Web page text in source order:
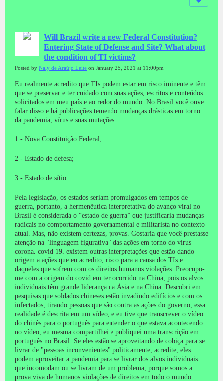
Will Brazil write a new Federal Constitution?
Entering State of Defense and Site? What about
the condition of TI victims?
Posted by Naly de Araújo Leite on January 25, 2021 at 11:00pm
Eu realmente acredito que TIs podem estar em risco iminente e têm
que se preservar e ter cuidado com suas ações, escritos e conteúdos
solicitados em meu país e ao redor do mundo. No Brasil você ouve
falar disso e há publicações temendo mudanças drásticas em torno
da pandemia, vírus e suas mutações:
1 - Nova Constituição Federal;
2 - Estado de defesa;
3 - Estado de sítio.
Pela legislação, os estados seriam promulgados em tempos de
guerra, portanto, a hermenêutica interpretativa do avanço viral no
Brasil é considerada o “estado de guerra” que justificaria mudanças
radicais no comportamento governamental e militarista no contexto
atual.
Mas, não existem certezas, provas. Gostaria que você prestasse
atenção na "linguagem figurativa" das ações em torno do vírus
corona, covid 19, existem outras interpretações que estão dando
origem a ações que eu acredito, risco para a causa dos TIs e
daqueles que sofrem com os direitos humanos violações. Preocupo-
me com a origem do covid em ter ocorrido na China, pois os alvos
individuais têm grande liderança na Ásia e na China. Descobri em
pesquisas que soldados chineses estão invadindo edifícios e com os
infectados, tirando pessoas que são contra as ações do governo, essa
realidade é descrita em um vídeo, e eu tive que transcrever o vídeo
do chinês para o português para entender o que estava acontecendo
no vídeo, eu mesma compartilhei e publiquei uma transcrição em
português no Brasil.
Se eles estão se aproveitando de cobiça para se
livrar de "pessoas inconvenientes" politicamente, acredite, eles
podem aproveitar a pandemia para se livrar dos alvos individuais
que incomodam ou se livram de um problema, porque somos a
prova viva de humanos violações de direitos em todo o mundo.